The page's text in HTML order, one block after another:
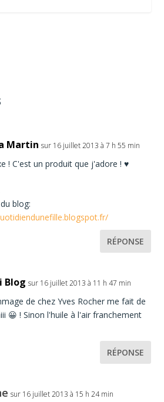
Martin sur 16 juillet 2013 à 7 h 55 min
! C'est un produit que j'adore ! ♥
blog:
RÉPONSE
Blog sur 16 juillet 2013 à 11 h 47 min
de chez Yves Rocher me fait de
😀 ! Sinon l'huile à l'air franchement
RÉPONSE
sur 16 juillet 2013 à 15 h 24 min